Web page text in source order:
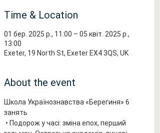
Time & Location
01 бер. 2025 р., 11:00 – 05 квіт. 2025 р.,
13:00
Exeter, 19 North St, Exeter EX4 3QS, UK
About the event
Школа Українознавства «Берегиня» 6
занять